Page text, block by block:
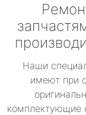
Наши
имеют при
комплектующие